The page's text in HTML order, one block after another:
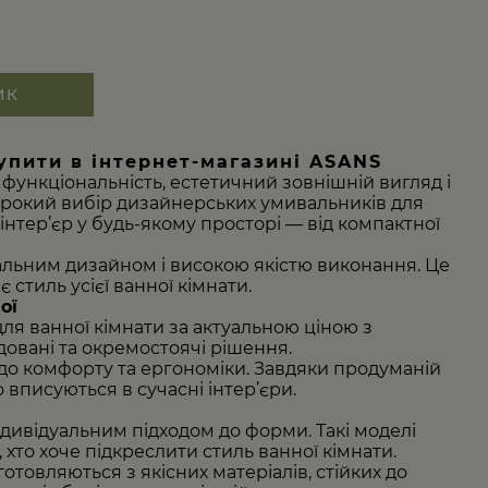
в інтернет-магазині ASANS
естетичний зовнішній вигляд і
вибір дизайнерських умивальників для
у будь-якому просторі — від компактної
дизайном і високою якістю виконання. Це
усієї ванної кімнати.
ванної кімнати за актуальною ціною з
та окремостоячі рішення.
комфорту та ергономіки. Завдяки продуманій
в сучасні інтер’єри.
підходом до форми. Такі моделі
хоче підкреслити стиль ванної кімнати.
з якісних матеріалів, стійких до